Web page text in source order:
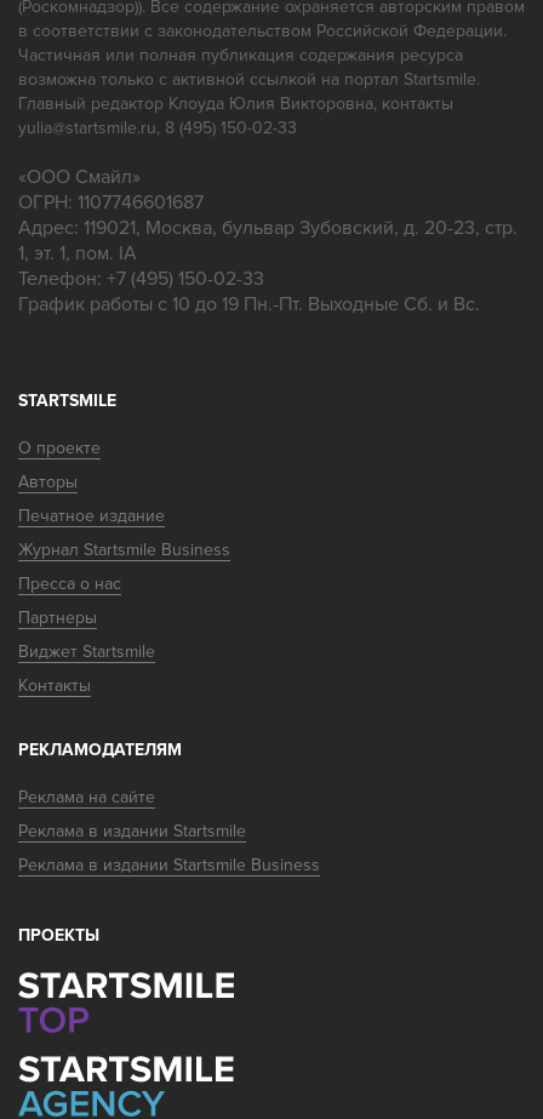
(Роскомнадзор)). Все содержание охраняется авторским правом
в соответствии с законодательством Российской Федерации.
Частичная или полная публикация содержания ресурса
возможна только с активной ссылкой на портал Startsmile.
Главный редактор Клоуда Юлия Викторовна, контакты
yulia@startsmile.ru, 8 (495) 150-02-33
«ООО Смайл»
ОГРН: 1107746601687
Адрес: 119021, Москва, бульвар Зубовский, д. 20-23, стр.
1, эт. 1, пом. IA
Телефон: +7 (495) 150-02-33
График работы с 10 до 19 Пн.-Пт. Выходные Сб. и Вс.
STARTSMILE
О проекте
Авторы
Печатное издание
Журнал Startsmile Business
Пресса о нас
Партнеры
Виджет Startsmile
Контакты
РЕКЛАМОДАТЕЛЯМ
Реклама на сайте
Реклама в издании Startsmile
Реклама в издании Startsmile Business
ПРОЕКТЫ